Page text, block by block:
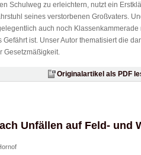
Schulweg zu erleichtern, nutzt ein
seines verstorbenen Großvaters.
auch noch Klassenkammerade
Gefährt ist. Unser Autor thematisiert die
Gesetzmäßigkeit.
Originalartikel als PDF
Unfällen auf Feld- und